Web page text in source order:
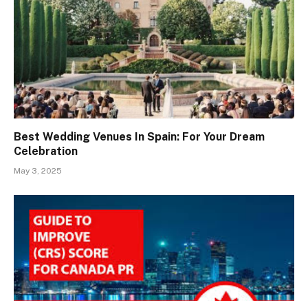
Best Wedding Venues In Spain: For Your Dream
Celebration
May 3, 2025